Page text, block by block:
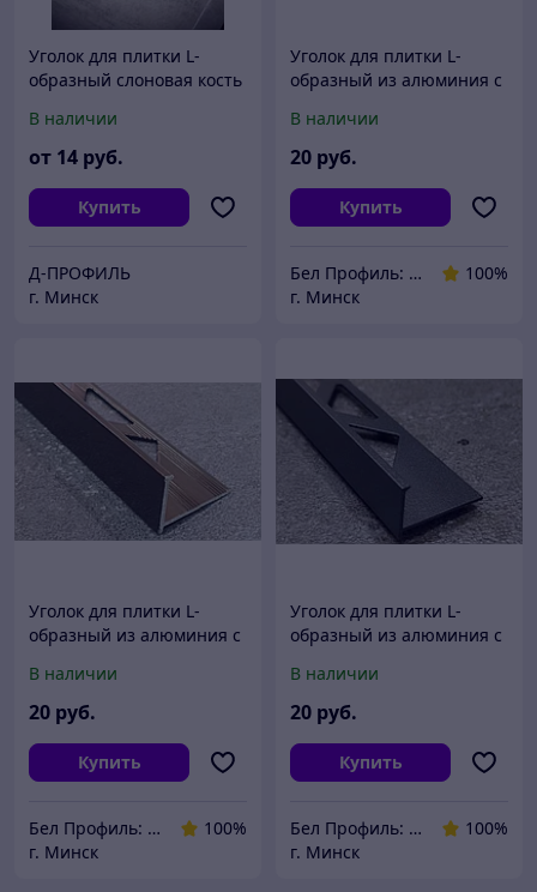
Уголок для плитки L-
образный слоновая кость
В наличии
от 14 руб.
Купить
Д-ПРОФИЛЬ
г. Минск
Уголок для плитки L-
образный из алюминия с
глянец 270 см
В наличии
20 руб.
Купить
Бел Профиль: Уголки для плитки, профили для плитки, алюминиевые уголки, пороги для пола.
100%
г. Минск
Уголок для плитки L-
образный из алюминия с
глянец 270 см
В наличии
20 руб.
Купить
Бел Профиль: Уголки для плитки, профили для плитки, алюминиевые уголки, пороги для пола.
100%
г. Минск
Уголок для плитки L-
образный из алюминия с
270 см
В наличии
20 руб.
Купить
Бел Профиль: Уголки для плитки, профили для плитки, алюминиевые уголки, пороги для пола.
100%
г. Минск